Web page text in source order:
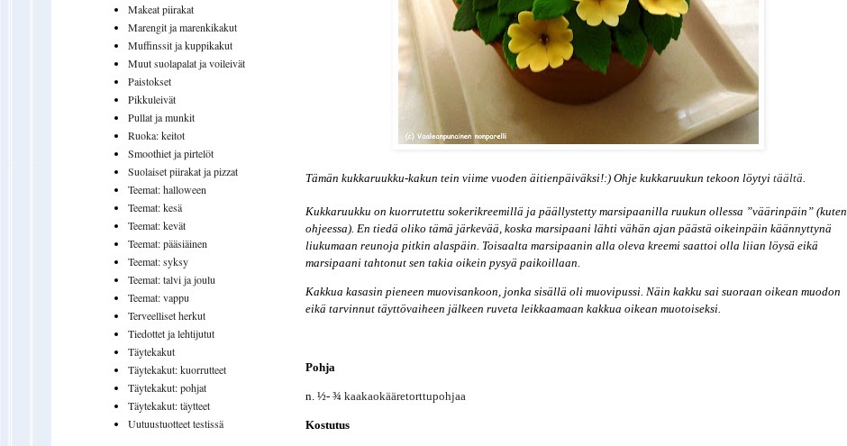
Tämän kukkaruukku-kakun tein viime vuoden äitienpäiväksi!:) Ohje kukkaruukun tekoon löytyi täältä
Kukkaruukku on kuorrutettu sokerikreemillä ja päällystetty marsipaanilla ruukun ollessa ”väärinpäin” (kuten
ohjeessa). En tiedä oliko tämä järkevää, koska marsipaani lähti vähän ajan päästä oikeinpäin käännyttynä
liukumaan reunoja pitkin alaspäin. Toisaalta marsipaanin alla oleva kreemi saattoi olla liian löysä eikä
marsipaani tahtonut sen takia oikein pysyä paikoillaan.
Kakkua kasasin pieneen muovisankoon, jonka sisällä oli muovipussi. Näin kakku sai suoraan oikean muodon
eikä tarvinnut täyttövaiheen jälkeen ruveta leikkaamaan kakkua oikean muotoiseksi.
Pohja
n. ½- ¾ kaakaokääretorttupohjaa
Kostutus
Makeat piirakat
Marengit ja marenkikakut
Muffinssit ja kuppikakut
Muut suolapalat ja voileivät
Paistokset
Pikkuleivät
Pullat ja munkit
Ruoka: keitot
Smoothiet ja pirtelöt
Suolaiset piirakat ja pizzat
Teemat: halloween
Teemat: kesä
Teemat: kevät
Teemat: pääsiäinen
Teemat: syksy
Teemat: talvi ja joulu
Teemat: vappu
Terveelliset herkut
Tiedottet ja lehtijutut
Täytekakut
Täytekakut: kuorrutteet
Täytekakut: pohjat
Täytekakut: täytteet
Uutuustuotteet testissä